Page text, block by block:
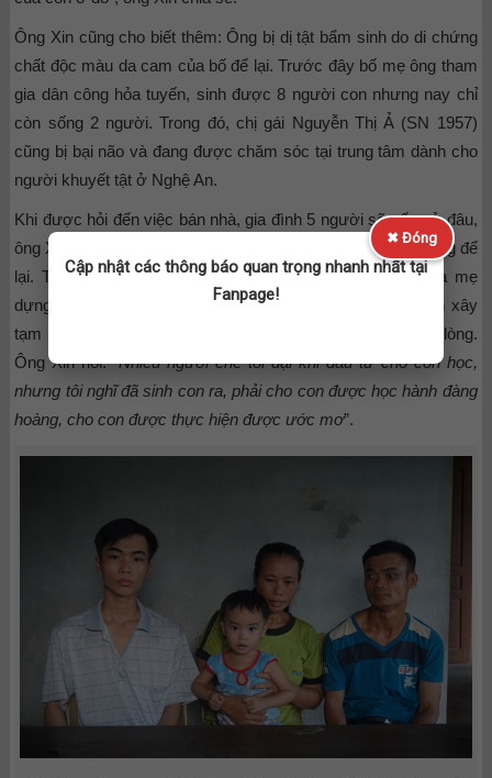
Ông Xin cũng cho biết thêm: Ông bị dị tật bẩm sinh do di chứng
chất độc màu da cam của bố để lại. Trước đây bố mẹ ông tham
gia dân công hỏa tuyến, sinh được 8 người con nhưng nay chỉ
còn sống 2 người. Trong đó, chị gái Nguyễn Thị Ả (SN 1957)
cũng bị bại não và đang được chăm sóc tại trung tâm dành cho
người khuyết tật ở Nghệ An.
Khi được hỏi đến việc bán nhà, gia đình 5 người sẽ sống ở đâu,
ông Xin cho biết sẽ chuyển về căn nhà tình nghĩa của mẹ ông để
lại. Trước đây, 2 vợ chồng không có gì ngoài túp lều cha mẹ
dựng cho ở cuối thôn. Sau nhiều năm tích góp, vay mượn xây
tạm được căn nhà cấp 4 giờ bán đi cũng cảm thấy đau lòng.
Ông Xin nói: “Nhiều người chê tôi dại khi đầu tư cho con học,
nhưng tôi nghĩ đã sinh con ra, phải cho con được học hành đàng
hoàng, cho con được thực hiện được ước mơ”.
✖ Đóng
Cập nhật các thông báo quan trọng nhanh nhất tại
Fanpage!